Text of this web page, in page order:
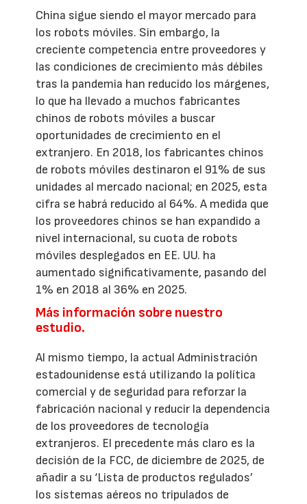
China sigue siendo el mayor mercado para
los robots móviles. Sin embargo, la
creciente competencia entre proveedores y
las condiciones de crecimiento más débiles
tras la pandemia han reducido los márgenes,
lo que ha llevado a muchos fabricantes
chinos de robots móviles a buscar
oportunidades de crecimiento en el
extranjero. En 2018, los fabricantes chinos
de robots móviles destinaron el 91% de sus
unidades al mercado nacional; en 2025, esta
cifra se habrá reducido al 64%. A medida que
los proveedores chinos se han expandido a
nivel internacional, su cuota de robots
móviles desplegados en EE. UU. ha
aumentado significativamente, pasando del
1% en 2018 al 36% en 2025.
Más información sobre nuestro
estudio.
Al mismo tiempo, la actual Administración
estadounidense está utilizando la política
comercial y de seguridad para reforzar la
fabricación nacional y reducir la dependencia
de los proveedores de tecnología
extranjeros. El precedente más claro es la
decisión de la FCC, de diciembre de 2025, de
añadir a su ‘Lista de productos regulados’
los sistemas aéreos no tripulados de